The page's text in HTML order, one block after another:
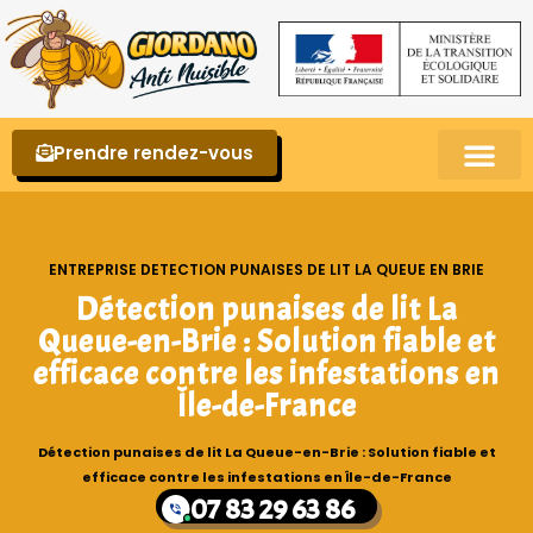
Prendre rendez-vous
ENTREPRISE DETECTION PUNAISES DE LIT LA QUEUE EN BRIE
Détection punaises de lit La
Queue-en-Brie : Solution fiable et
efficace contre les infestations en
Île-de-France
Détection punaises de lit La Queue-en-Brie : Solution fiable et
efficace contre les infestations en Île-de-France
07 83 29 63 86